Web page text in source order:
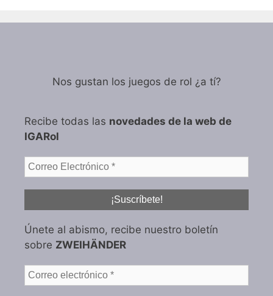
Nos gustan los juegos de rol ¿a tí?
Recibe todas las novedades de la web de
IGARol
Únete al abismo, recibe nuestro boletín
sobre ZWEIHÄNDER